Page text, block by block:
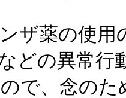
ザ薬の使用
どの異常行
で、念の